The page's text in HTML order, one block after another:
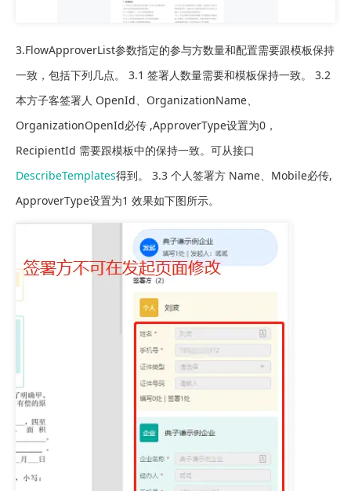
3.FlowApproverList参数指定的参与方数量和配置需要跟模板保持
一致，包括下列几点。 3.1 签署人数量需要和模板保持一致。 3.2
本方子客签署人 OpenId、OrganizationName、
OrganizationOpenId必传 ,ApproverType设置为0，
RecipientId 需要跟模板中的保持一致。可从接口
DescribeTemplates得到。 3.3 个人签署方 Name、Mobile必传,
ApproverType设置为1 效果如下图所示。